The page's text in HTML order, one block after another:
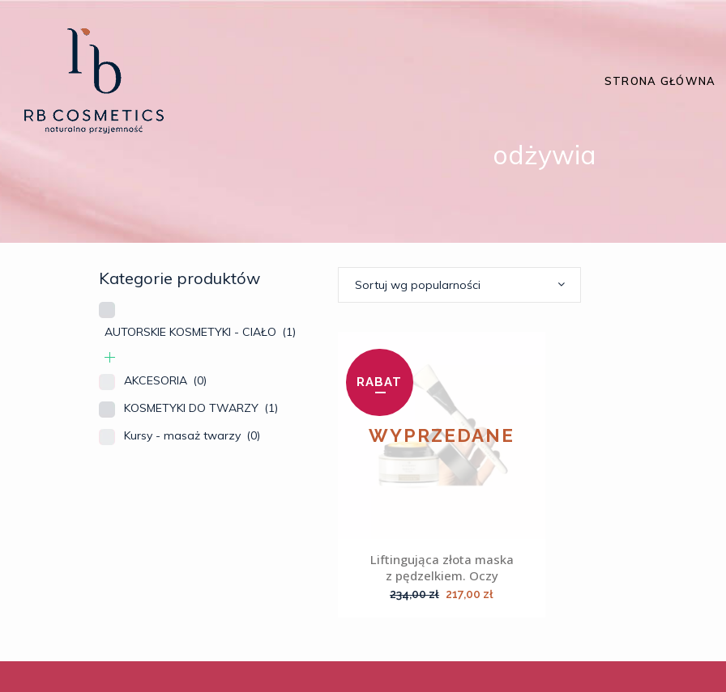
STRONA GŁÓWNA
odżywia
Kategorie produktów
AUTORSKIE KOSMETYKI - CIAŁO (1)
AKCESORIA (0)
KOSMETYKI DO TWARZY (1)
Kursy - masaż twarzy (0)
Sortuj wg popularności
RABAT
WYPRZEDANE
Liftingująca złota maska
z pędzelkiem. Oczy
234,00zł Pierwotna
217,00 złAktualna